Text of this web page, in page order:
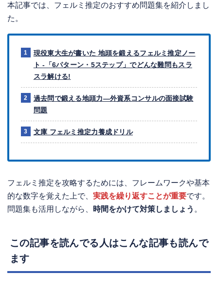
本記事では、フェルミ推定のおすすめ問題集を紹介しまし
た。
現役東大生が書いた 地頭を鍛えるフェルミ推定ノー
ト -「6パターン・5ステップ」でどんな難問もスラ
スラ解ける!
過去問で鍛える地頭力―外資系コンサルの面接試験
問題
文庫 フェルミ推定力養成ドリル
フェルミ推定を攻略するためには、フレームワークや基本
的な数字を覚えた上で、 実践を繰り返すことが重要です。
問題集も活用しながら、
時間をかけて対策しましょう 。
この記事を読んでる人はこんな記事も読んで
ます